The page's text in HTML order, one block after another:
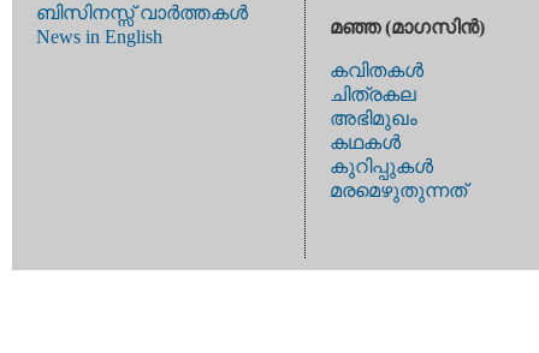
ബിസിനസ്സ് വാര്‍ത്തകള്‍
News in English
മഞ്ഞ (മാഗസിന്‍)
കവിതകള്‍
ചിത്രകല
അഭിമുഖം
കഥകള്‍
കുറിപ്പുകള്‍
മരമെഴുതുന്നത്